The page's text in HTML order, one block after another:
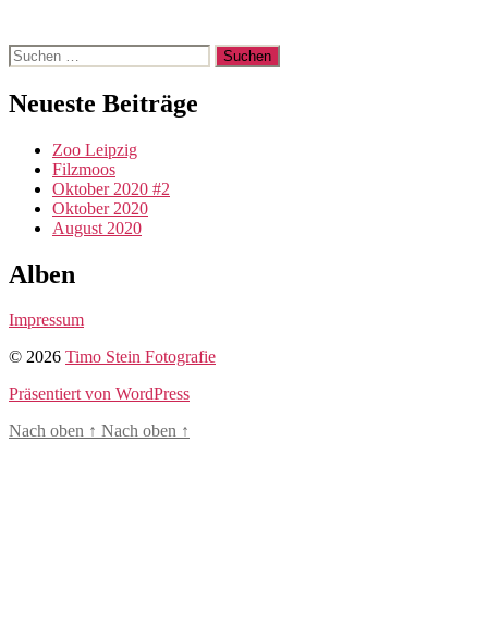
Suchen
nach:
Neueste Beiträge
Zoo Leipzig
Filzmoos
Oktober 2020 #2
Oktober 2020
August 2020
Alben
Impressum
© 2026 Timo Stein Fotografie
Präsentiert von WordPress
Nach oben ↑ Nach oben ↑